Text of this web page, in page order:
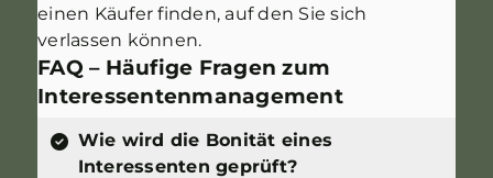
einen Käufer finden, auf den Sie sich
verlassen können.
FAQ – Häufige Fragen zum
Interessentenmanagement
Wie wird die Bonität eines
Interessenten geprüft?